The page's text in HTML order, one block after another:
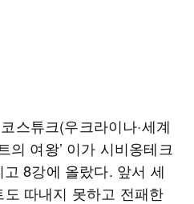
스튜크(우크라이나·세계
의 여왕’ 이가 시비옹테크
8강에 올랐다. 앞서 세
따내지 못하고 전패한